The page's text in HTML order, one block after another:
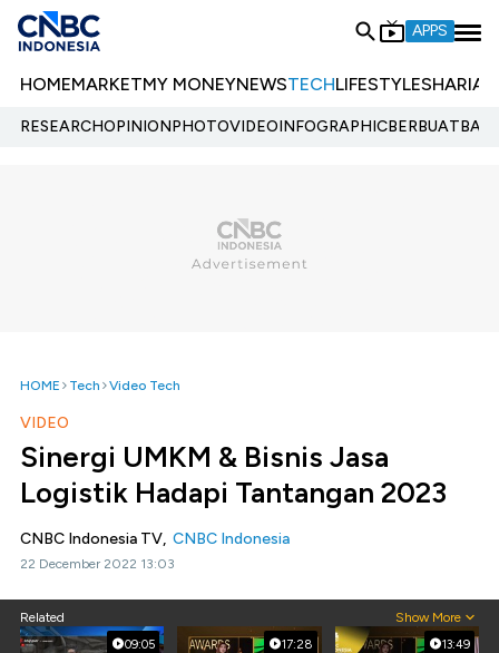
APPS
HOMEMARKETMY MONEYNEWSTECHLIFESTYLESHARIA
RESEARCHOPINIONPHOTOVIDEOINFOGRAPHIC
HOME Tech Video Tech
VIDEO
Sinergi UMKM & Bisnis Jasa
Logistik Hadapi Tantangan 2023
CNBC Indonesia TV, CNBC Indonesia
22 December 2022 13:03
Related Show More
09:05 17:28 13:49